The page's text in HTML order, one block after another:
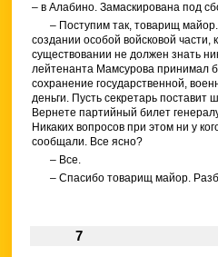
– в Алабино. Замаскирована под
– Поступим так, товарищ
создании особой войсковой
существовании не должен знать
лейтенанта Мамсурова принимал
сохранение государственной,
деньги. Пусть секретарь
Вернете партийный билет
Никаких вопросов при этом ни у
сообщали. Все ясно?
– Все.
– Спасибо товарищ майор.
7